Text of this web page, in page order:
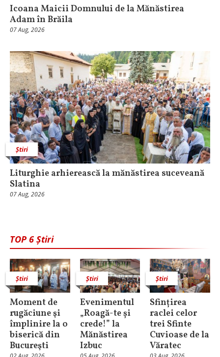
Icoana Maicii Domnului de la Mănăstirea
Adam în Brăila
07 Aug, 2026
Știri
Liturghie arhierească la mănăstirea suceveană
Slatina
07 Aug, 2026
TOP 6 Știri
Știri
Moment de
rugăciune şi
împlinire la o
biserică din
Bucureşti
Știri
Evenimentul
„Roagă-te și
crede!” la
Mănăstirea
Izbuc
Știri
Sfințirea
raclei celor
trei Sfinte
Cuvioase de la
Văratec